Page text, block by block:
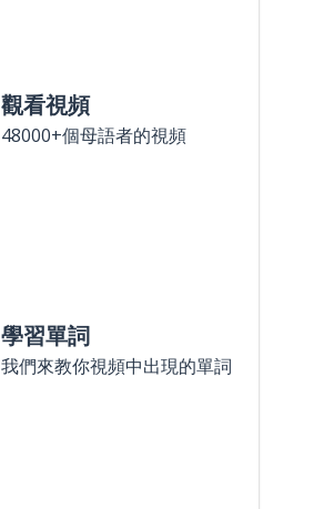
觀看視頻
48000+個母語者的視頻
學習單詞
我們來教你視頻中出現的單詞